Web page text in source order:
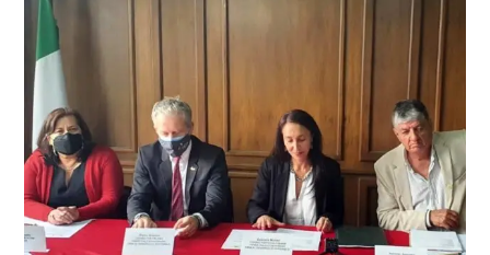
formalizan
para
implementar
un
nuevo
proyecto
en
las